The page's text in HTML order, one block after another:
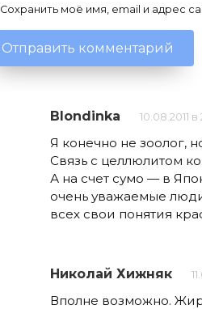
Сохранить моё имя, email и адрес
Blondinka 10.08.2011 в
Я конечно не зоолог,
Связь с целлюлитом
А на счет сумо — в
очень уважаемые
всех свои понятия
Николай Хижняк
Вполне возможно.